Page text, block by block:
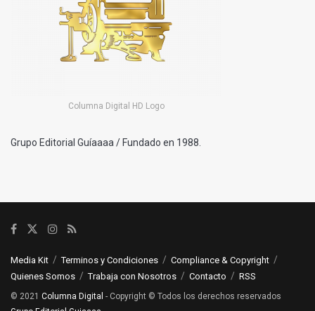
Columna Digital HD Logo
Grupo Editorial Guíaaaa / Fundado en 1988.
Media Kit Terminos y Condiciones
Compliance & Copyright
Quienes Somos
Trabaja con Nosotros Contacto RSS
© 2021 Columna Digital - Copyright © Todos los derechos reservados